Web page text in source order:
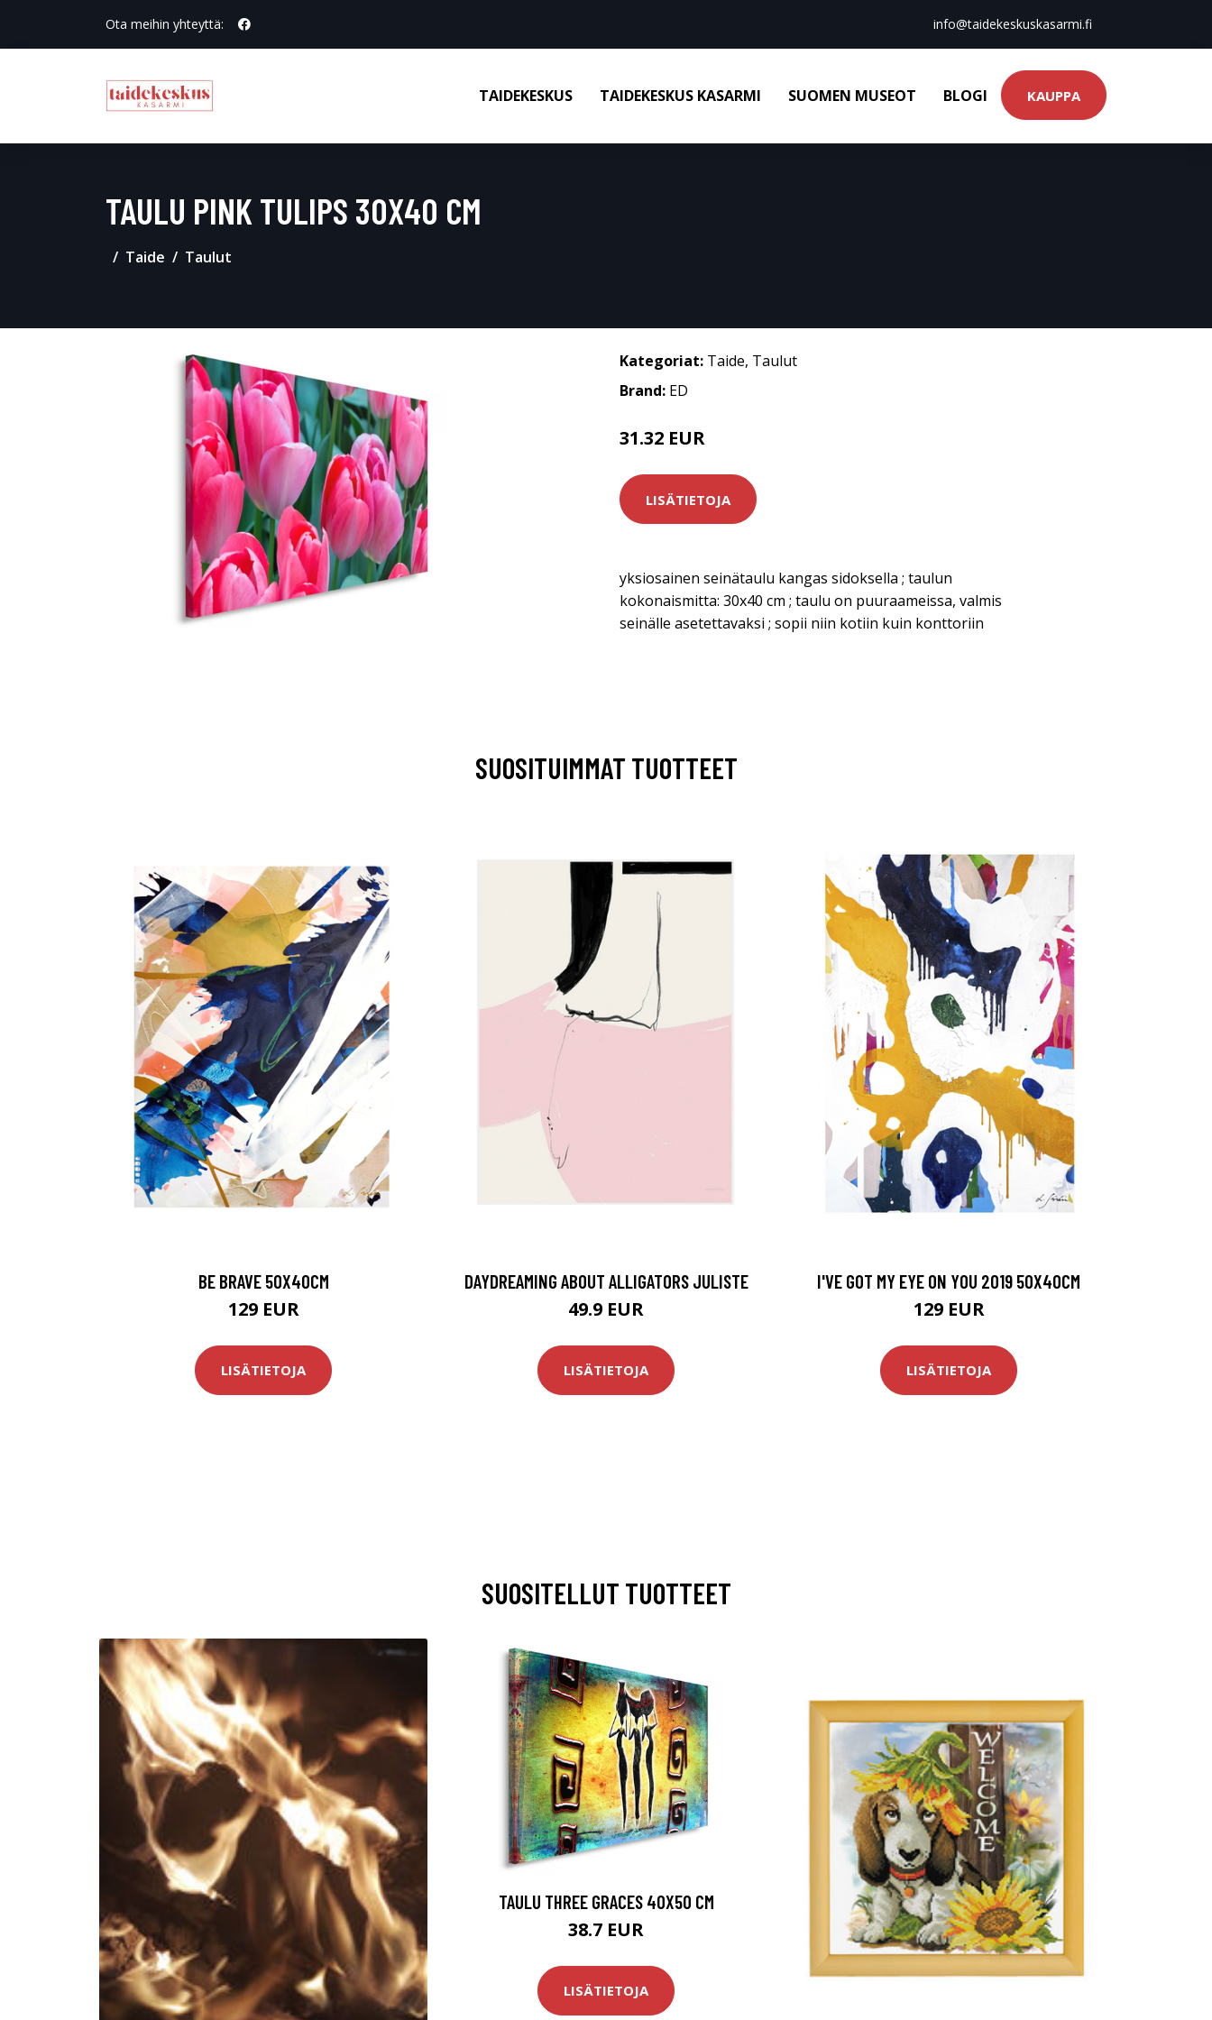
Ota meihin yhteyttä: info@taidekeskuskasarmi.fi
TAIDEKESKUS TAIDEKESKUS KASARMI SUOMEN MUSEOT BLOGI KAUPPA
TAULU PINK TULIPS 30X40 CM
Taide Taulut
Kategoriat: Taide, Taulut
Brand: ED
31.32 EUR
LISÄTIETOJA
yksiosainen seinätaulu kangas sidoksella ; taulun
kokonaismitta: 30x40 cm ; taulu on puuraameissa, valmis
seinälle asetettavaksi ; sopii niin kotiin kuin konttoriin
SUOSITUIMMAT TUOTTEET
BE BRAVE 50X40CM
129 EUR
LISÄTIETOJA
DAYDREAMING ABOUT ALLIGATORS JULISTE
49.9 EUR
LISÄTIETOJA
I'VE GOT MY EYE ON YOU 2019 50X40CM
129 EUR
LISÄTIETOJA
SUOSITELLUT TUOTTEET
TAULU THREE GRACES 40X50 CM
38.7 EUR
LISÄTIETOJA